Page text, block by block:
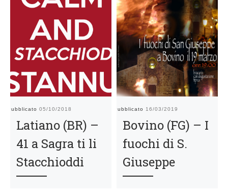
Pubblicato 05/10/2018
Latiano (BR) –
41 a Sagra ti li
Stacchioddi
Pubblicato 16/03/2019
Bovino (FG) – I
fuochi di S.
Giuseppe